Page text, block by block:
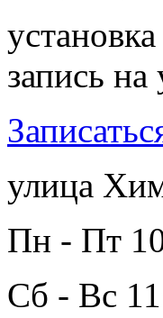
запись на
улица
Пн - Пт
Сб - Вс